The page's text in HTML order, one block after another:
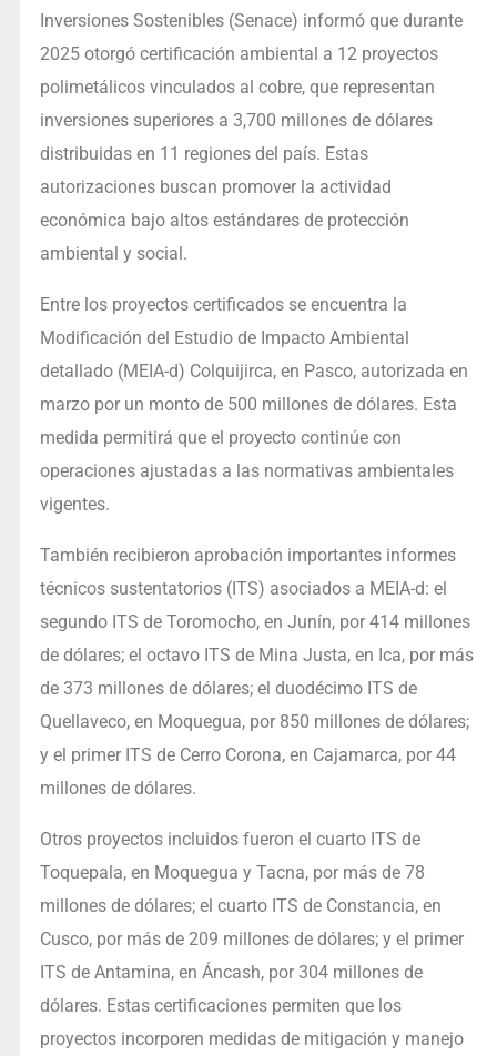
Inversiones Sostenibles (Senace) informó que durante
2025 otorgó certificación ambiental a 12 proyectos
polimetálicos vinculados al cobre, que representan
inversiones superiores a 3,700 millones de dólares
distribuidas en 11 regiones del país. Estas
autorizaciones buscan promover la actividad
económica bajo altos estándares de protección
ambiental y social.
Entre los proyectos certificados se encuentra la
Modificación del Estudio de Impacto Ambiental
detallado (MEIA-d) Colquijirca, en Pasco, autorizada en
marzo por un monto de 500 millones de dólares. Esta
medida permitirá que el proyecto continúe con
operaciones ajustadas a las normativas ambientales
vigentes.
También recibieron aprobación importantes informes
técnicos sustentatorios (ITS) asociados a MEIA-d: el
segundo ITS de Toromocho, en Junín, por 414 millones
de dólares; el octavo ITS de Mina Justa, en Ica, por más
de 373 millones de dólares; el duodécimo ITS de
Quellaveco, en Moquegua, por 850 millones de dólares;
y el primer ITS de Cerro Corona, en Cajamarca, por 44
millones de dólares.
Otros proyectos incluidos fueron el cuarto ITS de
Toquepala, en Moquegua y Tacna, por más de 78
millones de dólares; el cuarto ITS de Constancia, en
Cusco, por más de 209 millones de dólares; y el primer
ITS de Antamina, en Áncash, por 304 millones de
dólares. Estas certificaciones permiten que los
proyectos incorporen medidas de mitigación y manejo